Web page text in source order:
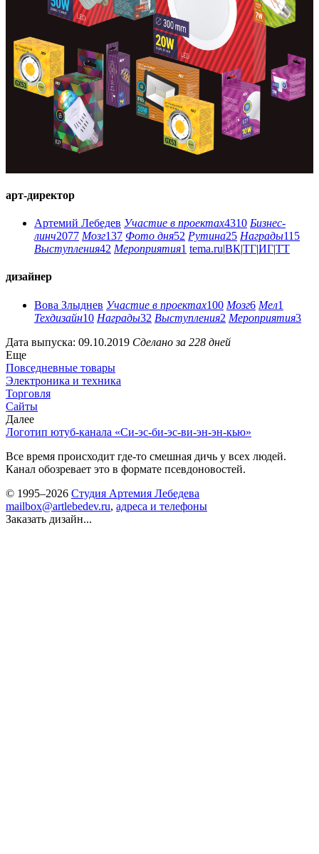
арт-директор
Артемий Лебедев Участие в проектах4310 Бизнес-
линч2077 Мозг137 Фото дня52 Рутина25 Награды115
Выступления42 Мероприятия1 tema.ru|ВК|ТГ|ИГ|ТТ
дизайнер
Вова Злыднев Участие в проектах100 Мозг6 Мел1
Техдизайн10 Награды32 Выступления2 Мероприятия3
Дата выпуска: 09.10.2019 Сделано за 228 дней
Еще
Повседневные товары
Электроника и техника
Торговля
Сайты
Далее
Логотип ютуб-канала «Си-эс-би-эс-ви-эн-эн-кью»
Все время происходит где-то смешная дичь у всех людей.
Канал обозревает это в формате псевдоновостей.
© 1995–2026 Студия Артемия Лебедева
mailbox@artlebedev.ru, адреса и телефоны
Заказать дизайн...